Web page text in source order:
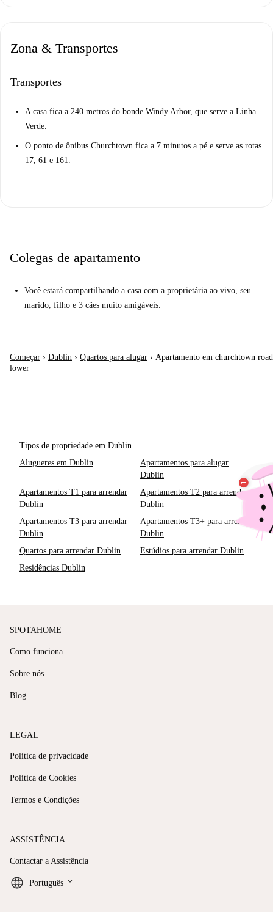
Zona & Transportes
Transportes
A casa fica a 240 metros do bonde Windy Arbor, que serve a Linha
Verde.
O ponto de ônibus Churchtown fica a 7 minutos a pé e serve as rotas
17, 61 e 161.
Colegas de apartamento
Você estará compartilhando a casa com a proprietária ao vivo, seu
marido, filho e 3 cães muito amigáveis.
Começar › Dublin › Quartos para alugar › Apartamento em churchtown road
lower
Tipos de propriedade em Dublin
Alugueres em Dublin
Apartamentos para alugar
Dublin
Apartamentos T1 para arrendar
Dublin
Apartamentos T2 para arrendar
Dublin
Apartamentos T3 para arrendar
Dublin
Apartamentos T3+ para arrendar
Dublin
Quartos para arrendar Dublin
Estúdios para arrendar Dublin
Residências Dublin
SPOTAHOME
Como funciona
Sobre nós
Blog
LEGAL
Política de privacidade
Política de Cookies
Termos e Condições
ASSISTÊNCIA
Contactar a Assistência
Português keyboard_arrow_down